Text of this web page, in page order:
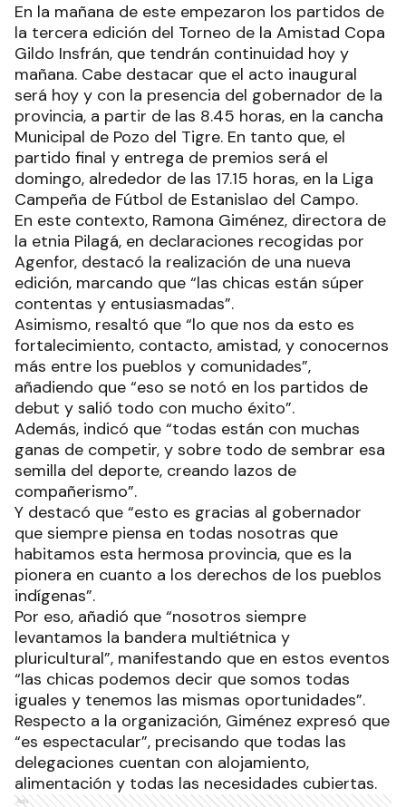
En la mañana de este empezaron los partidos de
la tercera edición del Torneo de la Amistad Copa
Gildo Insfrán, que tendrán continuidad hoy y
mañana. Cabe destacar que el acto inaugural
será hoy y con la presencia del gobernador de la
provincia, a partir de las 8.45 horas, en la cancha
Municipal de Pozo del Tigre. En tanto que, el
partido final y entrega de premios será el
domingo, alrededor de las 17.15 horas, en la Liga
Campeña de Fútbol de Estanislao del Campo.
En este contexto, Ramona Giménez, directora de
la etnia Pilagá, en declaraciones recogidas por
Agenfor, destacó la realización de una nueva
edición, marcando que “las chicas están súper
contentas y entusiasmadas”.
Asimismo, resaltó que “lo que nos da esto es
fortalecimiento, contacto, amistad, y conocernos
más entre los pueblos y comunidades”,
añadiendo que “eso se notó en los partidos de
debut y salió todo con mucho éxito”.
Además, indicó que “todas están con muchas
ganas de competir, y sobre todo de sembrar esa
semilla del deporte, creando lazos de
compañerismo”.
Y destacó que “esto es gracias al gobernador
que siempre piensa en todas nosotras que
habitamos esta hermosa provincia, que es la
pionera en cuanto a los derechos de los pueblos
indígenas”.
Por eso, añadió que “nosotros siempre
levantamos la bandera multiétnica y
pluricultural”, manifestando que en estos eventos
“las chicas podemos decir que somos todas
iguales y tenemos las mismas oportunidades”.
Respecto a la organización, Giménez expresó que
“es espectacular”, precisando que todas las
delegaciones cuentan con alojamiento,
alimentación y todas las necesidades cubiertas.
Ads